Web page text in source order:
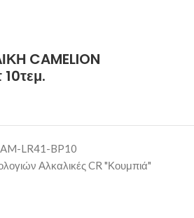
CAMELION
LR41-BP10
Αλκαλικές CR "Κουμπιά"